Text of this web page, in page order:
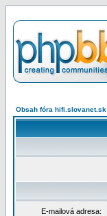
Obsah fóra hifi.slovanet.sk
E-mailová adresa: